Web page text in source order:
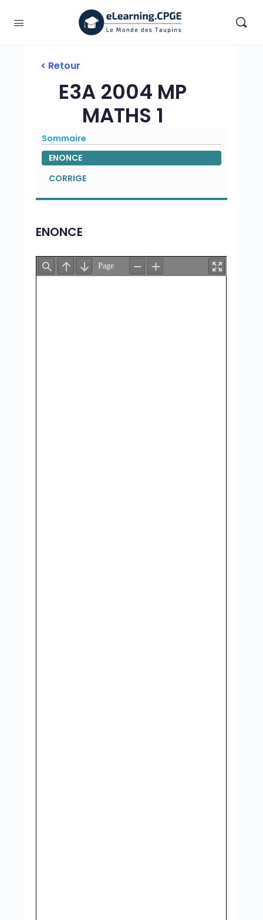
< Retour
E3A 2004 MP
MATHS 1
Sommaire
ENONCE
CORRIGE
ENONCE